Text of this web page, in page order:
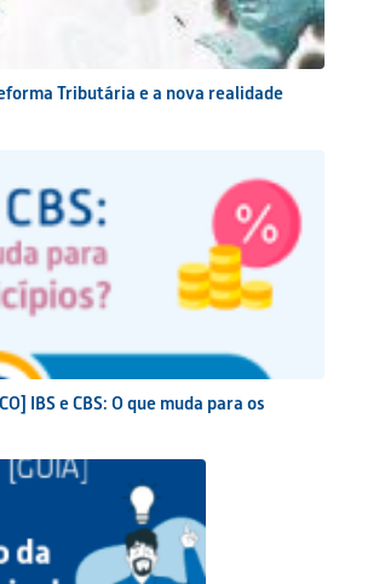
Tributária e a nova realidade
IBS e CBS: O que muda para os